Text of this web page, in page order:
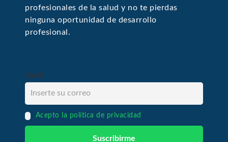
profesionales de la salud y no te pierdas
ninguna oportunidad de desarrollo
profesional.
Email
Acepto la política de privacidad